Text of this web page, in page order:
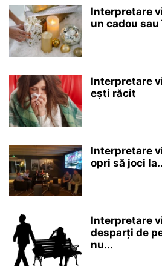
Interpretare
un cadou sau
Interpretare
ești răcit
Interpretare
opri să joci
Interpretare
desparți de
nu...